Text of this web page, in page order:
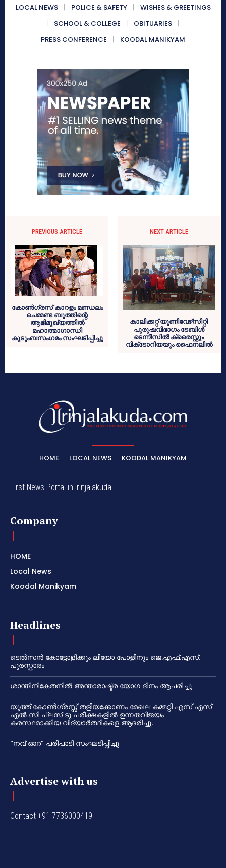
LOCAL NEWS POLICE & SAFETY
WISHES & GREETINGS
SCHOOL & COLLEGE
OBITUARIES
PRESS CONFERENCE
KOODAL MANIKYAM
PREVIOUS ARTICLE
കോണ്‍ഗ്രസ് കാറളം മണ്ഡലം
ചെമ്മണ്ട ബൂത്തിന്റെ
ആഭിമുഖ്യത്തില്‍
മഹാത്മാഗാന്ധി
കുടുംബസംഗമം സംഘടിപ്പിച്ചു
NEXT ARTICLE
കാലിക്കറ്റ് യൂണിവേഴ്‌സിറ്റി
പുരുഷവിഭാഗം ടേബിള്‍
ടെന്നീസില്‍ ക്രൈസ്റ്റും
വിക്‌ടോറിയയും ഫൈനലില്‍
HOME LOCAL NEWS KOODAL MANIKYAM
First News Portal in Irinjalakuda.
Company
HOME
Local News
Koodal Manikyam
Headlines
ടെൽസൻ കോട്ടോളിക്കും ലിയോ പോളിനും ജെ.എഫ്.എസ്.
പുരസ്കാരം
ശാന്തിനികേതനിൽ അന്താരാഷ്ട്ര യോഗ ദിനം ആചരിച്ചു
യൂത്ത് കോൺഗ്രസ്സ് തളിയക്കോണം മേഖല കമ്മറ്റി എസ് എസ്
എൽ സി പ്ലസ് ടു പരീക്ഷകളിൽ ഉന്നതവിജയം
കരസ്ഥമാക്കിയ വിദ്യാർത്ഥികളെ ആദരിച്ചു.
“നവ് ഓറ” പരിപാടി സംഘടിപ്പിച്ചു
Advertise with us
Contact +91 7736000419